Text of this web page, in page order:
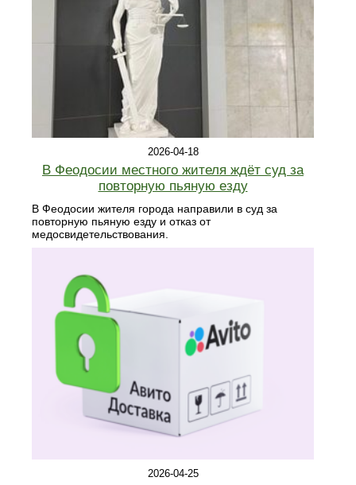
2026-04-18
В Феодосии местного жителя ждёт суд за
повторную пьяную езду
В Феодосии жителя города направили в суд за
повторную пьяную езду и отказ от
медосвидетельствования.
2026-04-25